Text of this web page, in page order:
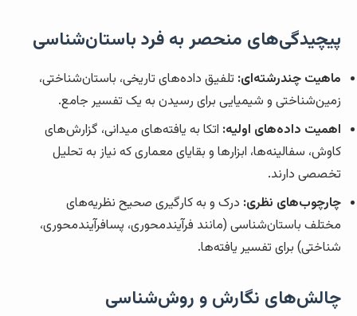
پیچیدگی‌های منحصر به فرد باستان‌شناسی
ماهیت چندرشته‌ای: تلفیق داده‌های تاریخی، باستان‌شناختی،
زمین‌شناختی و شیمیایی برای رسیدن به یک تفسیر جامع.
اهمیت داده‌های اولیه: اتکا به یافته‌های میدانی، گزارش‌های
کاوش، سفالینه‌ها، ابزارها و بقایای معماری که نیاز به تحلیل
تخصصی دارند.
چارچوب‌های نظری: درک و به کارگیری صحیح نظریه‌های
مختلف باستان‌شناسی (مانند فرآیندمحوری، پسافرآیندمحوری،
شناختی) برای تفسیر یافته‌ها.
چالش‌های نگارش و روش‌شناسی